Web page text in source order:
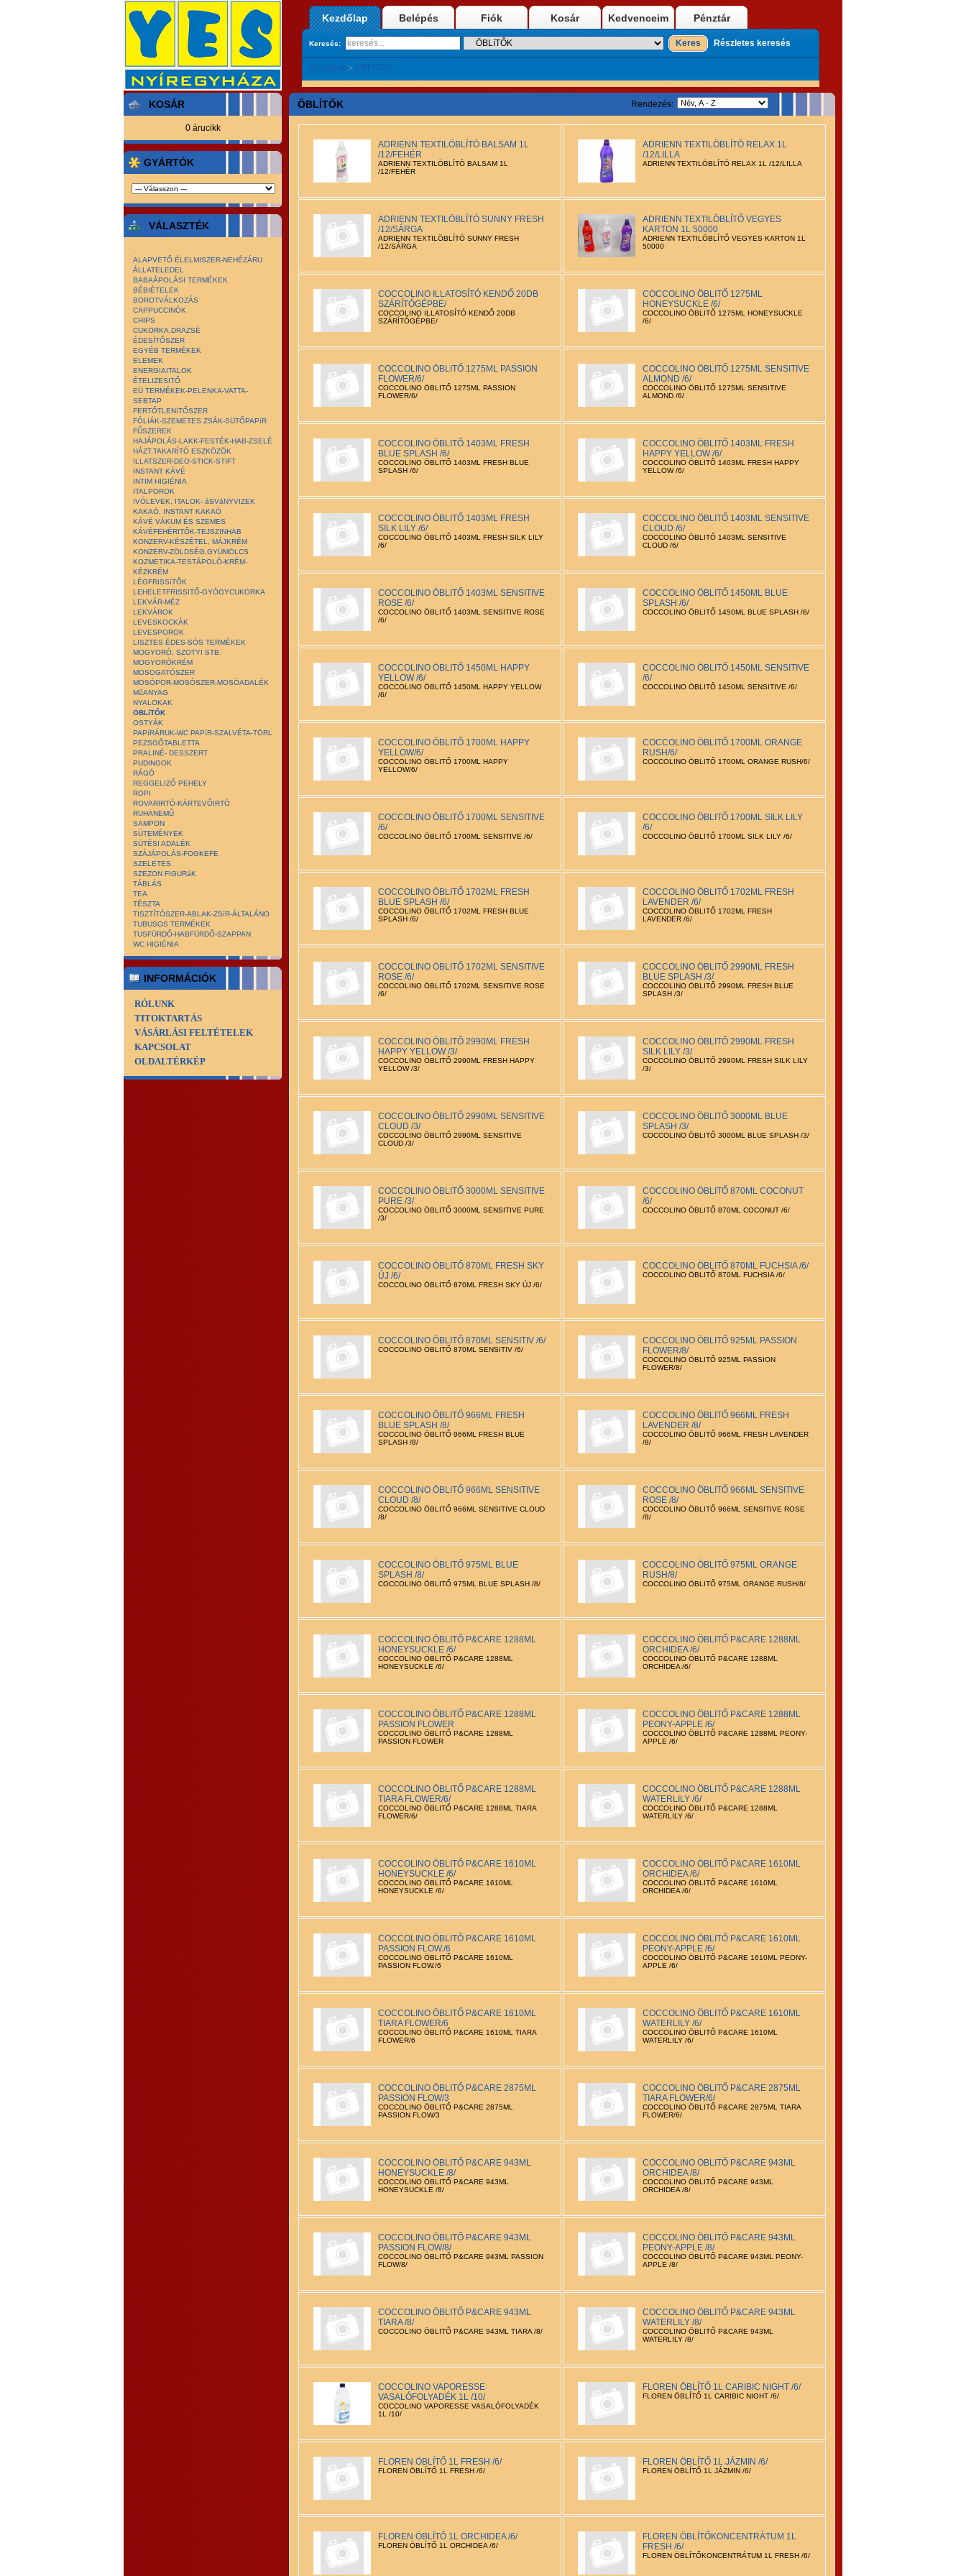
Kezdőlap Belépés Fiók Kosár Kedvenceim Pénztár
Keresés: Keres Részletes keresés
Kezdőlap > ÖBLíTŐK
KOSÁR
0 árucikk
GYÁRTÓK
VÁLASZTÉK
ALAPVETŐ ÉLELMISZER-NEHÉZÁRU
ÁLLATELEDEL
BABAÁPOLÁSI TERMÉKEK
BÉBIÉTELEK
BOROTVÁLKOZÁS
CAPPUCCINÓK
CHIPS
CUKORKA,DRAZSÉ
ÉDESÍTŐSZER
EGYÉB TERMÉKEK
ELEMEK
ENERGIAITALOK
ÉTELIZESITŐ
EÜ TERMÉKEK-PELENKA-VATTA-
SEBTAP
FERTŐTLENíTŐSZER
FÓLIÁK-SZEMETES ZSÁK-SÜTŐPAPíR
FŰSZEREK
HAJÁPOLÁS-LAKK-FESTÉK-HAB-ZSELÉ
HÁZT.TAKARÍTÓ ESZKÖZÖK
ILLATSZER-DEO-STICK-STIFT
INSTANT KÁVÉ
INTIM HIGIÉNIA
ITALPOROK
IVÓLEVEK, ITALOK- áSVáNYVIZEK
KAKAÓ, INSTANT KAKAÓ
KÁVÉ VÁKUM ÉS SZEMES
KÁVÉFEHÉRITŐK-TEJSZINHAB
KONZERV-KÉSZÉTEL, MÁJKRÉM
KONZERV-ZÖLDSÉG,GYÜMÖLCS
KOZMETIKA-TESTÁPOLÓ-KRÉM-
KÉZKRÉM
LÉGFRISSíTŐK
LEHELETFRISSITŐ-GYÓGYCUKORKA
LEKVÁR-MÉZ
LEKVÁROK
LEVESKOCKÁK
LEVESPOROK
LISZTES ÉDES-SÓS TERMÉKEK
MOGYORÓ, SZOTYI STB.
MOGYORÓKRÉM
MOSOGATÓSZER
MOSÓPOR-MOSÓSZER-MOSÓADALÉK
MűANYAG
NYALOKAK
ÖBLíTŐK
OSTYÁK
PAPíRÁRUK-WC PAPíR-SZALVÉTA-TÖRL
PEZSGŐTABLETTA
PRALINÉ- DESSZERT
PUDINGOK
RÁGÓ
REGGELIZŐ PEHELY
ROPI
ROVARIRTÓ-KÁRTEVŐIRTÓ
RUHANEMŰ
SAMPON
SÜTEMÉNYEK
SÜTÉSI ADALÉK
SZÁJÁPOLÁS-FOGKEFE
SZELETES
SZEZON FIGURáK
TÁBLÁS
TEA
TÉSZTA
TISZTÍTÓSZER-ABLAK-ZSíR-ÁLTALÁNO
TUBUSOS TERMÉKEK
TUSFÜRDŐ-HABFÜRDŐ-SZAPPAN
WC HIGIÉNIA
INFORMÁCIÓK
RÓLUNK
TITOKTARTÁS
VÁSÁRLÁSI FELTÉTELEK
KAPCSOLAT
OLDALTÉRKÉP
Rendezés:
ÖBLÍTŐK
ADRIENN TEXTILÖBLÍTÓ BALSAM 1L
/12/FEHÉR
ADRIENN TEXTILÖBLÍTÓ BALSAM 1L
/12/FEHÉR
ADRIENN TEXTILÖBLÍTÓ RELAX 1L
/12/LILLA
ADRIENN TEXTILÖBLÍTÓ RELAX 1L /12/LILLA
ADRIENN TEXTILÖBLÍTÓ SUNNY FRESH
/12/SÁRGA
ADRIENN TEXTILÖBLÍTÓ SUNNY FRESH
/12/SÁRGA
ADRIENN TEXTILÖBLÍTŐ VEGYES
KARTON 1L 50000
ADRIENN TEXTILÖBLÍTŐ VEGYES KARTON 1L
50000
COCCOLINO ILLATOSÍTÓ KENDŐ 20DB
SZÁRÍTÓGÉPBE/
COCCOLINO ILLATOSÍTÓ KENDŐ 20DB
SZÁRÍTÓGÉPBE/
COCCOLINO ÖBLITŐ 1275ML
HONEYSUCKLE /6/
COCCOLINO ÖBLITŐ 1275ML HONEYSUCKLE
/6/
COCCOLINO ÖBLITŐ 1275ML PASSION
FLOWER/6/
COCCOLINO ÖBLITŐ 1275ML PASSION
FLOWER/6/
COCCOLINO ÖBLITŐ 1275ML SENSITIVE
ALMOND /6/
COCCOLINO ÖBLITŐ 1275ML SENSITIVE
ALMOND /6/
COCCOLINO ÖBLITŐ 1403ML FRESH
BLUE SPLASH /6/
COCCOLINO ÖBLITŐ 1403ML FRESH BLUE
SPLASH /6/
COCCOLINO ÖBLITŐ 1403ML FRESH
HAPPY YELLOW /6/
COCCOLINO ÖBLITŐ 1403ML FRESH HAPPY
YELLOW /6/
COCCOLINO ÖBLITŐ 1403ML FRESH
SILK LILY /6/
COCCOLINO ÖBLITŐ 1403ML FRESH SILK LILY
/6/
COCCOLINO ÖBLITŐ 1403ML SENSITIVE
CLOUD /6/
COCCOLINO ÖBLITŐ 1403ML SENSITIVE
CLOUD /6/
COCCOLINO ÖBLITŐ 1403ML SENSITIVE
ROSE /6/
COCCOLINO ÖBLITŐ 1403ML SENSITIVE ROSE
/6/
COCCOLINO ÖBLITŐ 1450ML BLUE
SPLASH /6/
COCCOLINO ÖBLITŐ 1450ML BLUE SPLASH /6/
COCCOLINO ÖBLITŐ 1450ML HAPPY
YELLOW /6/
COCCOLINO ÖBLITŐ 1450ML HAPPY YELLOW
/6/
COCCOLINO ÖBLITŐ 1450ML SENSITIVE
/6/
COCCOLINO ÖBLITŐ 1450ML SENSITIVE /6/
COCCOLINO ÖBLITŐ 1700ML HAPPY
YELLOW/6/
COCCOLINO ÖBLITŐ 1700ML HAPPY
YELLOW/6/
COCCOLINO ÖBLITŐ 1700ML ORANGE
RUSH/6/
COCCOLINO ÖBLITŐ 1700ML ORANGE RUSH/6/
COCCOLINO ÖBLITŐ 1700ML SENSITIVE
/6/
COCCOLINO ÖBLITŐ 1700ML SENSITIVE /6/
COCCOLINO ÖBLITŐ 1700ML SILK LILY
/6/
COCCOLINO ÖBLITŐ 1700ML SILK LILY /6/
COCCOLINO ÖBLITŐ 1702ML FRESH
BLUE SPLASH /6/
COCCOLINO ÖBLITŐ 1702ML FRESH BLUE
SPLASH /6/
COCCOLINO ÖBLITŐ 1702ML FRESH
LAVENDER /6/
COCCOLINO ÖBLITŐ 1702ML FRESH
LAVENDER /6/
COCCOLINO ÖBLITŐ 1702ML SENSITIVE
ROSE /6/
COCCOLINO ÖBLITŐ 1702ML SENSITIVE ROSE
/6/
COCCOLINO ÖBLITŐ 2990ML FRESH
BLUE SPLASH /3/
COCCOLINO ÖBLITŐ 2990ML FRESH BLUE
SPLASH /3/
COCCOLINO ÖBLITŐ 2990ML FRESH
HAPPY YELLOW /3/
COCCOLINO ÖBLITŐ 2990ML FRESH HAPPY
YELLOW /3/
COCCOLINO ÖBLITŐ 2990ML FRESH
SILK LILY /3/
COCCOLINO ÖBLITŐ 2990ML FRESH SILK LILY
/3/
COCCOLINO ÖBLITŐ 2990ML SENSITIVE
CLOUD /3/
COCCOLINO ÖBLITŐ 2990ML SENSITIVE
CLOUD /3/
COCCOLINO ÖBLITŐ 3000ML BLUE
SPLASH /3/
COCCOLINO ÖBLITŐ 3000ML BLUE SPLASH /3/
COCCOLINO ÖBLITŐ 3000ML SENSITIVE
PURE /3/
COCCOLINO ÖBLITŐ 3000ML SENSITIVE PURE
/3/
COCCOLINO ÖBLITŐ 870ML COCONUT
/6/
COCCOLINO ÖBLITŐ 870ML COCONUT /6/
COCCOLINO ÖBLITŐ 870ML FRESH SKY
ÚJ /6/
COCCOLINO ÖBLITŐ 870ML FRESH SKY ÚJ /6/
COCCOLINO ÖBLITŐ 870ML FUCHSIA /6/
COCCOLINO ÖBLITŐ 870ML FUCHSIA /6/
COCCOLINO ÖBLITŐ 870ML SENSITIV /6/
COCCOLINO ÖBLITŐ 870ML SENSITIV /6/
COCCOLINO ÖBLITŐ 925ML PASSION
FLOWER/8/
COCCOLINO ÖBLITŐ 925ML PASSION
FLOWER/8/
COCCOLINO ÖBLITŐ 966ML FRESH
BLUE SPLASH /8/
COCCOLINO ÖBLITŐ 966ML FRESH BLUE
SPLASH /8/
COCCOLINO ÖBLITŐ 966ML FRESH
LAVENDER /8/
COCCOLINO ÖBLITŐ 966ML FRESH LAVENDER
/8/
COCCOLINO ÖBLITŐ 966ML SENSITIVE
CLOUD /8/
COCCOLINO ÖBLITŐ 966ML SENSITIVE CLOUD
/8/
COCCOLINO ÖBLITŐ 966ML SENSITIVE
ROSE /8/
COCCOLINO ÖBLITŐ 966ML SENSITIVE ROSE
/8/
COCCOLINO ÖBLITŐ 975ML BLUE
SPLASH /8/
COCCOLINO ÖBLITŐ 975ML BLUE SPLASH /8/
COCCOLINO ÖBLITŐ 975ML ORANGE
RUSH/8/
COCCOLINO ÖBLITŐ 975ML ORANGE RUSH/8/
COCCOLINO ÖBLITŐ P&CARE 1288ML
HONEYSUCKLE /6/
COCCOLINO ÖBLITŐ P&CARE 1288ML
HONEYSUCKLE /6/
COCCOLINO ÖBLITŐ P&CARE 1288ML
ORCHIDEA /6/
COCCOLINO ÖBLITŐ P&CARE 1288ML
ORCHIDEA /6/
COCCOLINO ÖBLITŐ P&CARE 1288ML
PASSION FLOWER
COCCOLINO ÖBLITŐ P&CARE 1288ML
PASSION FLOWER
COCCOLINO ÖBLITŐ P&CARE 1288ML
PEONY-APPLE /6/
COCCOLINO ÖBLITŐ P&CARE 1288ML PEONY-
APPLE /6/
COCCOLINO ÖBLITŐ P&CARE 1288ML
TIARA FLOWER/6/
COCCOLINO ÖBLITŐ P&CARE 1288ML TIARA
FLOWER/6/
COCCOLINO ÖBLITŐ P&CARE 1288ML
WATERLILY /6/
COCCOLINO ÖBLITŐ P&CARE 1288ML
WATERLILY /6/
COCCOLINO ÖBLITŐ P&CARE 1610ML
HONEYSUCKLE /6/
COCCOLINO ÖBLITŐ P&CARE 1610ML
HONEYSUCKLE /6/
COCCOLINO ÖBLITŐ P&CARE 1610ML
ORCHIDEA /6/
COCCOLINO ÖBLITŐ P&CARE 1610ML
ORCHIDEA /6/
COCCOLINO ÖBLITŐ P&CARE 1610ML
PASSION FLOW./6
COCCOLINO ÖBLITŐ P&CARE 1610ML
PASSION FLOW./6
COCCOLINO ÖBLITŐ P&CARE 1610ML
PEONY-APPLE /6/
COCCOLINO ÖBLITŐ P&CARE 1610ML PEONY-
APPLE /6/
COCCOLINO ÖBLITŐ P&CARE 1610ML
TIARA FLOWER/6
COCCOLINO ÖBLITŐ P&CARE 1610ML TIARA
FLOWER/6
COCCOLINO ÖBLITŐ P&CARE 1610ML
WATERLILY /6/
COCCOLINO ÖBLITŐ P&CARE 1610ML
WATERLILY /6/
COCCOLINO ÖBLITŐ P&CARE 2875ML
PASSION FLOW/3
COCCOLINO ÖBLITŐ P&CARE 2875ML
PASSION FLOW/3
COCCOLINO ÖBLITŐ P&CARE 2875ML
TIARA FLOWER/6/
COCCOLINO ÖBLITŐ P&CARE 2875ML TIARA
FLOWER/6/
COCCOLINO ÖBLITŐ P&CARE 943ML
HONEYSUCKLE /8/
COCCOLINO ÖBLITŐ P&CARE 943ML
HONEYSUCKLE /8/
COCCOLINO ÖBLITŐ P&CARE 943ML
ORCHIDEA /8/
COCCOLINO ÖBLITŐ P&CARE 943ML
ORCHIDEA /8/
COCCOLINO ÖBLITŐ P&CARE 943ML
PASSION FLOW/8/
COCCOLINO ÖBLITŐ P&CARE 943ML PASSION
FLOW/8/
COCCOLINO ÖBLITŐ P&CARE 943ML
PEONY-APPLE /8/
COCCOLINO ÖBLITŐ P&CARE 943ML PEONY-
APPLE /8/
COCCOLINO ÖBLITŐ P&CARE 943ML
TIARA /8/
COCCOLINO ÖBLITŐ P&CARE 943ML TIARA /8/
COCCOLINO ÖBLITŐ P&CARE 943ML
WATERLILY /8/
COCCOLINO ÖBLITŐ P&CARE 943ML
WATERLILY /8/
COCCOLINO VAPORESSE
VASALÓFOLYADÉK 1L /10/
COCCOLINO VAPORESSE VASALÓFOLYADÉK
1L /10/
FLOREN ÖBLÍTŐ 1L CARIBIC NIGHT /6/
FLOREN ÖBLÍTŐ 1L CARIBIC NIGHT /6/
FLOREN ÖBLÍTŐ 1L FRESH /6/
FLOREN ÖBLÍTŐ 1L FRESH /6/
FLOREN ÖBLÍTŐ 1L JÁZMIN /6/
FLOREN ÖBLÍTŐ 1L JÁZMIN /6/
FLOREN ÖBLÍTŐ 1L ORCHIDEA /6/
FLOREN ÖBLÍTŐ 1L ORCHIDEA /6/
FLOREN ÖBLÍTŐKONCENTRÁTUM 1L
FRESH /6/
FLOREN ÖBLÍTŐKONCENTRÁTUM 1L FRESH /6/